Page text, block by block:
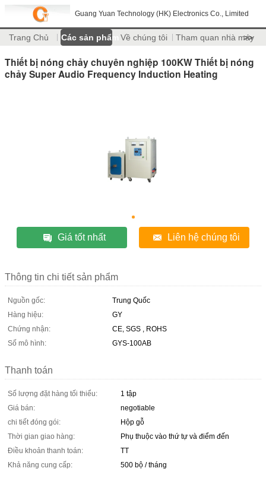
Guang Yuan Technology (HK) Electronics Co., Limited
Trang Chủ Các sản phẩm Về chúng tôi Tham quan nhà máy
>>
Thiết bị nóng chảy chuyên nghiệp 100KW Thiết bị nóng
chảy Super Audio Frequency Induction Heating
Giá tốt nhất Liên hệ chúng tôi
Thông tin chi tiết sản phẩm
Nguồn gốc:
Trung Quốc
Hàng hiệu:
GY
Chứng nhận:
CE, SGS , ROHS
Số mô hình:
GYS-100AB
Thanh toán
Số lượng đặt hàng tối thiểu:
1 tập
Giá bán:
negotiable
chi tiết đóng gói:
Hộp gỗ
Thời gian giao hàng:
Phụ thuộc vào thứ tự và điểm đến
Điều khoản thanh toán:
TT
Khả năng cung cấp:
500 bộ / tháng